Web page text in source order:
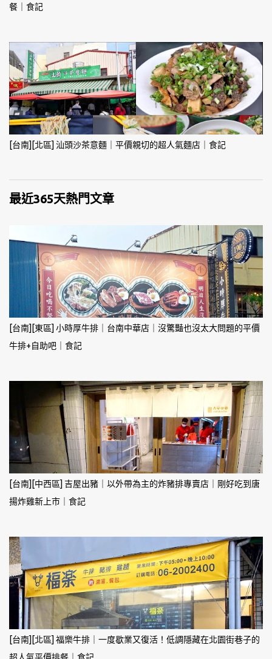
餐｜食記
[台南][北區] 汕頭沙茶意麵｜平價親切的超人氣麵店｜食記
最近365天熱門文章
[台南][東區] 小時厚牛排｜台南中華店｜沒驚豔也沒太大問題的平價
牛排+自助吧｜食記
[台南][中西區] 吉屋出豬｜以外帶為主的炸豬排專賣店｜剛好吃到唐
揚炸雞新上市｜食記
[台南][北區] 福樂牛排｜一度歇業又復活！低調隱藏在北園街巷子的